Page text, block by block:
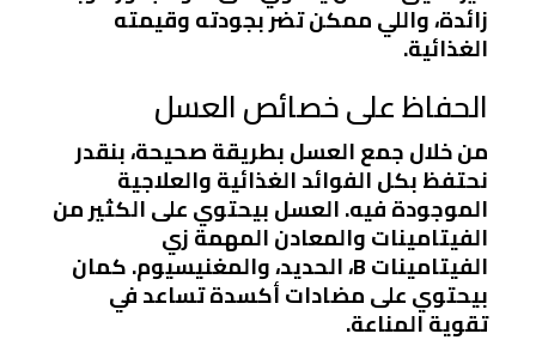
زائدة، واللي ممكن تضر بجودته وقيمته
الغذائية.
الحفاظ على خصائص العسل
من خلال جمع العسل بطريقة صحيحة، بنقدر
نحتفظ بكل الفوائد الغذائية والعلاجية
الموجودة فيه. العسل بيحتوي على الكثير من
الفيتامينات والمعادن المهمة زي
الفيتامينات B، الحديد، والمغنيسيوم. كمان
بيحتوي على مضادات أكسدة تساعد في
تقوية المناعة.